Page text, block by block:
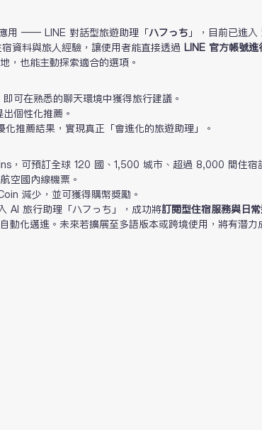
用 —— LINE 對話型旅遊助理「ハフっち」，目前已進入
資料與旅人經驗，讓使用者能直接透過 LINE 官方帳號進
，也能主動探索適合的選項。
可在熟悉的聊天環境中獲得旅行建議。
個性化推薦。
化推薦結果，實現真正「會進化的旅遊助理」。
，可預訂全球 120 國、1,500 城市、超過 8,000 間住宿
空國內線機票。
減少，並可獲得購幣獎勵。
AI 旅行助理「ハフっち」，成功將訂閱型住宿服務與日
動化邁進。未來若擴展至多語版本或跨境使用，將有潛力